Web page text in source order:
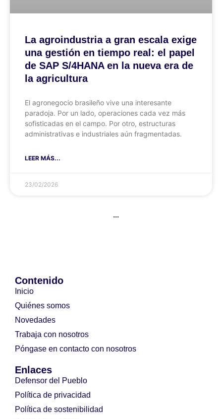
La agroindustria a gran escala exige
una gestión en tiempo real: el papel
de SAP S/4HANA en la nueva era de
la agricultura
El agronegocio brasileño vive una interesante
paradoja. Por un lado, operaciones cada vez más
sofisticadas en el campo. Por otro, estructuras
administrativas e industriales aún fragmentadas.
LEER MÁS...
23/02/2026
...
Contenido
Inicio
Quiénes somos
Novedades
Trabaja con nosotros
Póngase en contacto con nosotros
Enlaces
Defensor del Pueblo
Política de privacidad
Política de sostenibilidad